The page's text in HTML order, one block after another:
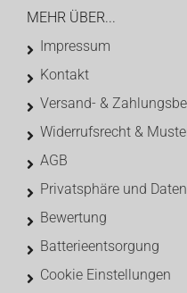
MEHR ÜBER...
Impressum
Kontakt
Versand- &
Widerrufsrecht &
AGB
Privatsphäre und
Bewertung
Batterieentsorgung
Cookie Einstellungen